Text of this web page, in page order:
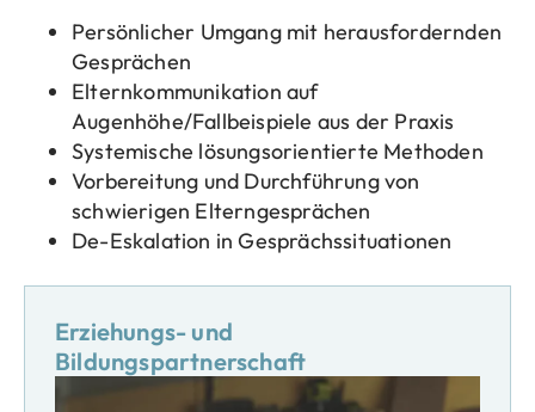
Persönlicher Umgang mit herausfordernden
Gesprächen
Elternkommunikation auf
Augenhöhe/Fallbeispiele aus der Praxis
Systemische lösungsorientierte Methoden
Vorbereitung und Durchführung von
schwierigen Elterngesprächen
De-Eskalation in Gesprächssituationen
Erziehungs- und
Bildungspartnerschaft